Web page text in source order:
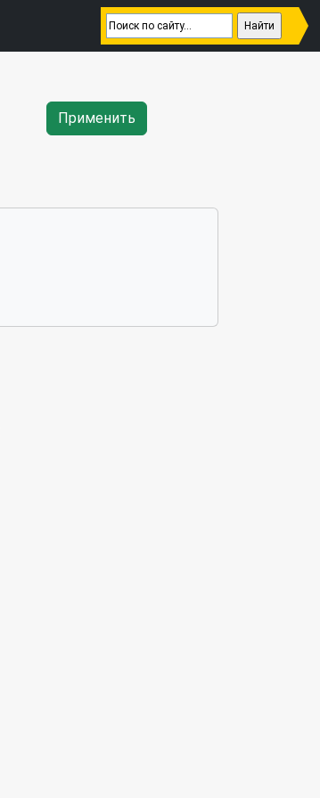
Применить